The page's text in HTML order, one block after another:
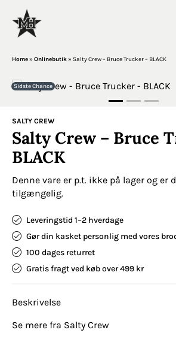
Home» Onlinebutik» Salty Crew – Bruce Trucker – BLACK
Sidste Chance
SALTY CREW
Salty Crew – Bruce
BLACK
Denne vare er p.t. ikke på lager og er
tilgængelig.
Leveringstid 1–2 hverdage
Gør din kasket personlig med vores
100 dages returret
Gratis fragt ved køb over 499 kr
Beskrivelse
Se mere fra Salty Crew